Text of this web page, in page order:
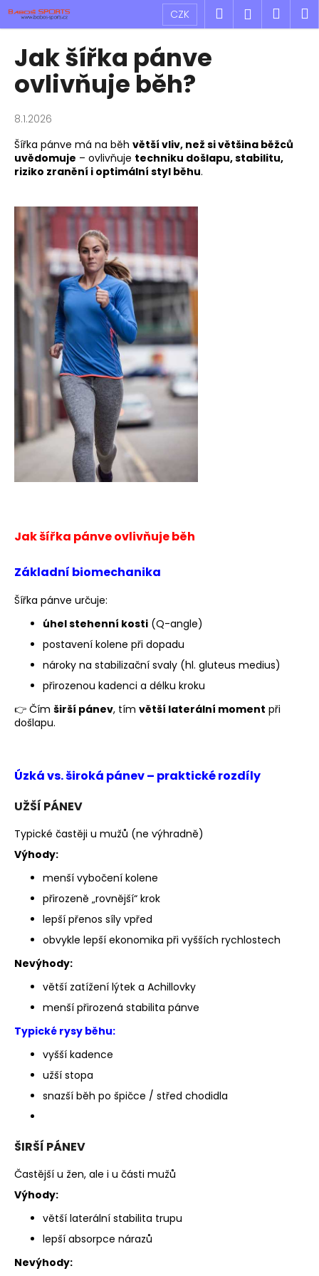
Přejít
obsah
CZK Hledat
Jak šířka pánve
ovlivňuje běh?
8.1.2026
Šířka pánve má na běh větší vliv, než si většina běžců
uvědomuje – ovlivňuje techniku došlapu, stabilitu,
riziko zranění i optimální styl běhu.
Jak šířka pánve ovlivňuje běh
Základní biomechanika
Šířka pánve určuje:
úhel stehenní kosti (Q-angle)
postavení kolene při dopadu
nároky na stabilizační svaly (hl. gluteus medius)
přirozenou kadenci a délku kroku
👉 Čím širší pánev, tím větší laterální moment při
došlapu.
Úzká vs. široká pánev – praktické rozdíly
UŽŠÍ PÁNEV
Typické častěji u mužů (ne výhradně)
Výhody:
menší vybočení kolene
přirozeně „rovnější“ krok
lepší přenos síly vpřed
obvykle lepší ekonomika při vyšších rychlostech
Nevýhody:
větší zatížení lýtek a Achillovky
menší přirozená stabilita pánve
Typické rysy běhu:
vyšší kadence
užší stopa
snazší běh po špičce / střed chodidla
ŠIRŠÍ PÁNEV
Častější u žen, ale i u části mužů
Výhody:
větší laterální stabilita trupu
lepší absorpce nárazů
Nevýhody:
K
o
C
o
p
o
t
ř
b
u
e
t
e
n
a
t
HLEDAT
D
p
o
r
m
e
BUNDA
RONHILL
STRIDE
SUNDOWN
2
199
Kč
Původně:
000